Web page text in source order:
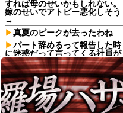
すれば母のせいかもしれない。
嫁のせいでアトピー悪化しそう
→
真夏のピークが去ったわね
パート辞めるって報告した時
に迷惑だって言ってくる社員が
いて、その人の不満を言い返し
てしまった
ATMで何度も入出金を繰り返
す人に声をかけた若い女性にモ
ヤっとする。若い人ってそんな
余裕ないのかな？